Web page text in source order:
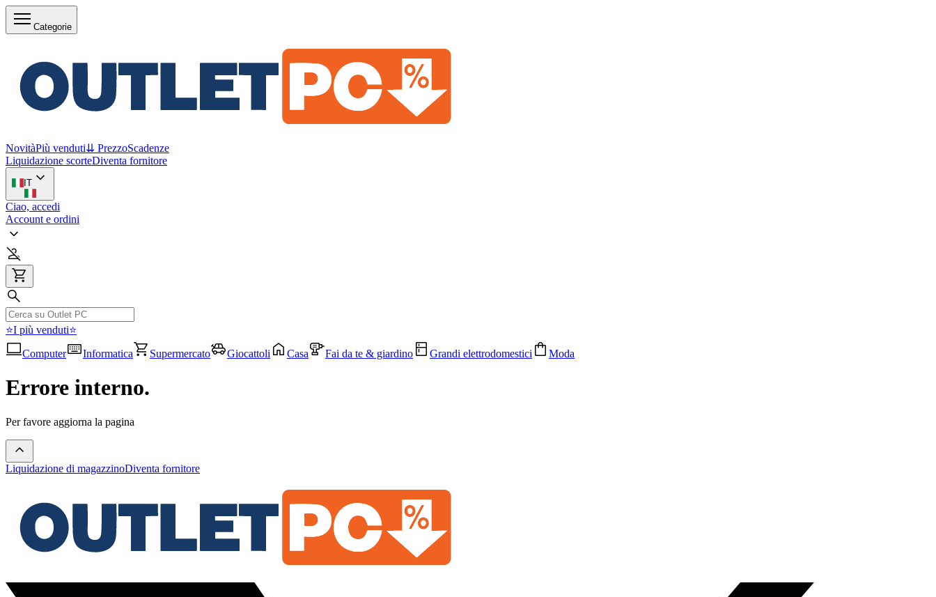
Categorie
NovitàPiù venduti⇊ PrezzoScadenze
Liquidazione scorteDiventa fornitore
IT
Ciao, accedi
Account e ordini
⭐I più venduti⭐
Computer
Informatica Supermercato Giocattoli Casa Fai da te & giardino Grandi elettrodomestici Moda
Errore interno.
Per favore aggiorna la pagina
Liquidazione di magazzinoDiventa fornitore